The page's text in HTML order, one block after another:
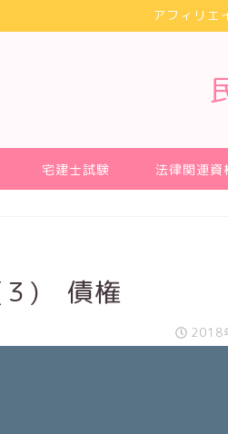
アフィリエ
宅建士試験 法律関連資
３) 債権
2018